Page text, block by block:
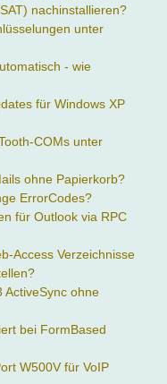
nachinstallieren?
unter
- wie
für Windows XP
COMs unter
ohne Papierkorb?
ErrorCodes?
für Outlook via RPC
Access Verzeichnisse
ActiveSync ohne
bei FormBased
W500V für VoIP